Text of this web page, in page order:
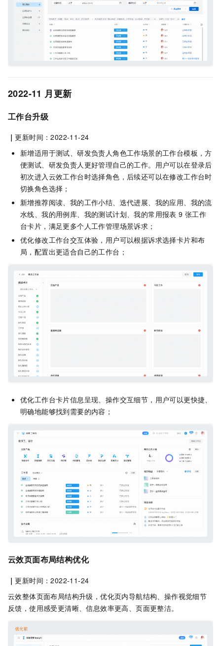
2022-11 月更新
工作台升级
｜更新时间：2022-11-24
新增适用于测试、研发负责人角色工作场景的工作台模板，方
便测试、研发负责人更好管理自己的工作。用户可以在登录后
初次进入云效工作台时选择角色，后续还可以在修改工作台时
切换角色选择；
新增推荐阅读、我的工作小结、迭代进展、我的应用、我的流
水线、我的用例库、我的测试计划、我的常用报表 9 张工作
台卡片，满足更多个人工作管理场景诉求；
优化修改工作台交互体验，用户可以根据诉求选择卡片和布
局，配置出更适合自己的工作台；
优化工作台卡片信息呈现、操作交互细节，用户可以更快捷、
明确地能够找到需要的内容；
云效页面布局结构优化
｜更新时间：2022-11-24
云效整体页面布局结构升级，优化页内导航结构、操作视觉细节
反馈，使用感受更清晰、信息效率更高、页面更整洁。